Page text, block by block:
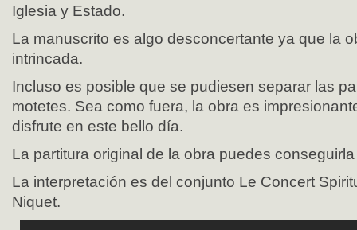
Iglesia y Estado.
La manuscrito es algo desconcertante ya que la
intrincada.
Incluso es posible que se pudiesen separar las
motetes. Sea como fuera, la obra es
disfrute en este bello día.
La partitura original de la obra puedes
La interpretación es del conjunto Le Concert
Niquet.